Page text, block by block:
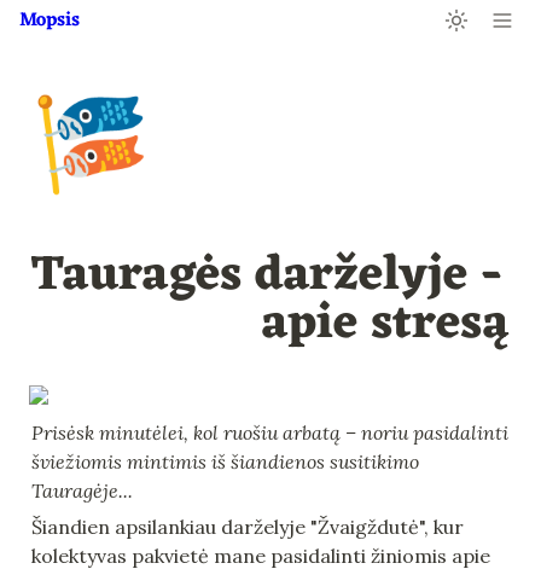
Mopsis
🎏
Tauragės darželyje -
apie stresą
Prisėsk minutėlei, kol ruošiu arbatą – noriu pasidalinti
šviežiomis mintimis iš šiandienos susitikimo
Tauragėje...
Šiandien apsilankiau darželyje "Žvaigždutė", kur
kolektyvas pakvietė mane pasidalinti žiniomis apie